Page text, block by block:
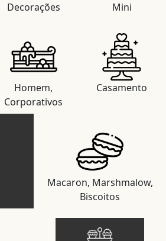
Decorações Mini
Homem,
Corporativos
Casamento
Macaron, Marshmalow,
Biscoitos